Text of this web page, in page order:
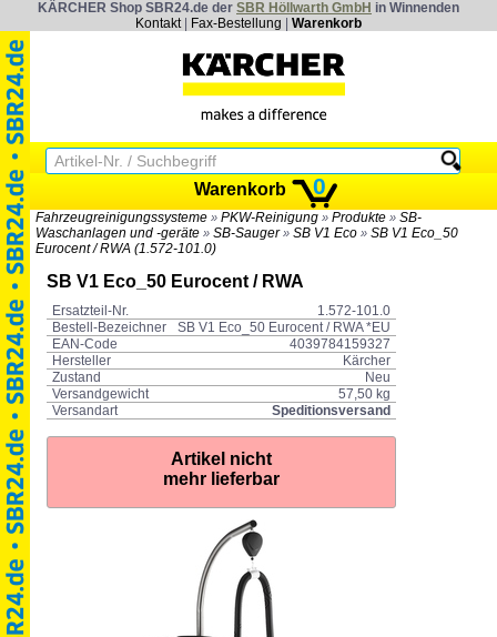
KÄRCHER Shop SBR24.de der SBR Höllwarth GmbH in Winnenden
Kontakt| Fax-Bestellung Warenkorb
Warenkorb 0
Fahrzeugreinigungssysteme » PKW-Reinigung » Produkte » SB-
Waschanlagen und -geräte » SB-Sauger» SB V1 Eco » SB V1 Eco_50
Eurocent / RWA (1.572-101.0)
SB V1 Eco_50 Eurocent / RWA
Ersatzteil-Nr.
1.572-101.0
Bestell-Bezeichner
SB V1 Eco_50 Eurocent / RWA *EU
EAN-Code
4039784159327
Hersteller
Kärcher
Zustand
Neu
Versandgewicht
57,50 kg
Versandart
Speditionsversand
Artikel nicht
mehr lieferbar